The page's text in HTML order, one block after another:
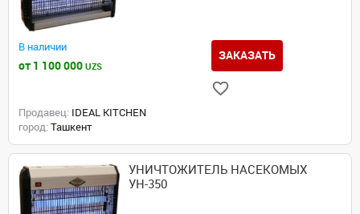
В наличии
от 1 100 000 UZS
ЗАКАЗАТЬ
Продавец: IDEAL KITCHEN
город: Ташкент
УНИЧТОЖИТЕЛЬ НАСЕКОМЫХ
УН-350